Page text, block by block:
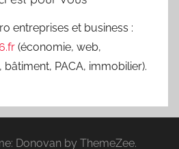
entreprises et business :
(économie, web,
PACA, immobilier).
Donovan by ThemeZee.